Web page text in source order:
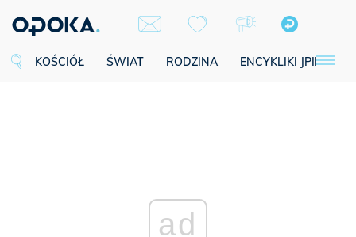
KOŚCIÓŁ ŚWIAT RODZINA ENCYKLIKI JPII
ad